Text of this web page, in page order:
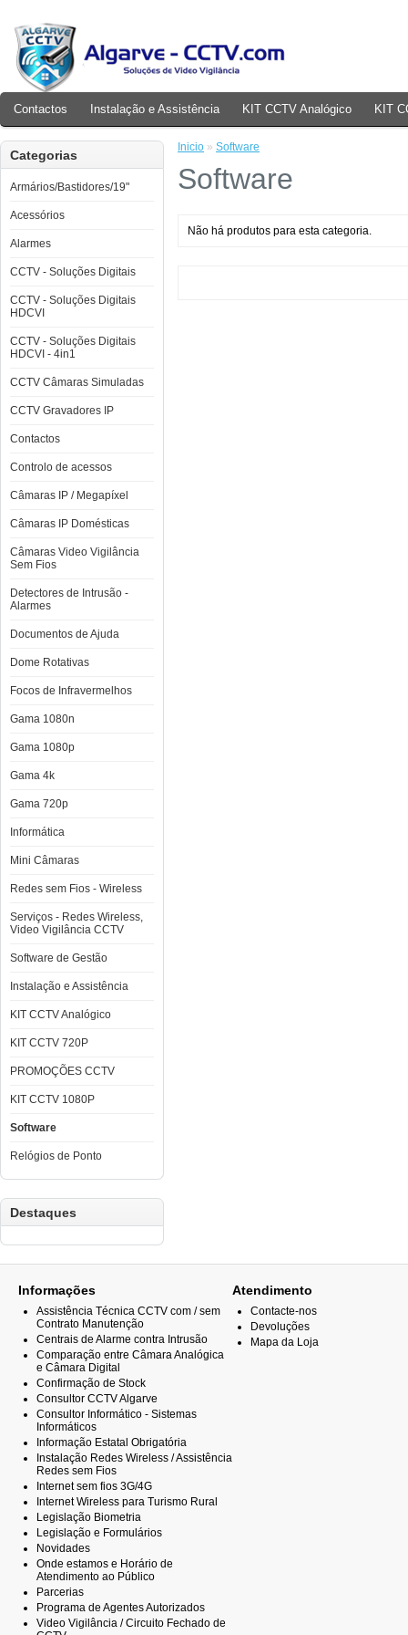
Contactos Instalação e Assistência KIT CCTV Analógico KIT
Categorias
Armários/Bastidores/19"
Acessórios
Alarmes
CCTV - Soluções Digitais
CCTV - Soluções Digitais
HDCVI
CCTV - Soluções Digitais
HDCVI - 4in1
CCTV Câmaras Simuladas
CCTV Gravadores IP
Contactos
Controlo de acessos
Câmaras IP / Megapíxel
Câmaras IP Domésticas
Câmaras Video Vigilância
Sem Fios
Detectores de Intrusão -
Alarmes
Documentos de Ajuda
Dome Rotativas
Focos de Infravermelhos
Gama 1080n
Gama 1080p
Gama 4k
Gama 720p
Informática
Mini Câmaras
Redes sem Fios - Wireless
Serviços - Redes Wireless,
Video Vigilância CCTV
Software de Gestão
Instalação e Assistência
KIT CCTV Analógico
KIT CCTV 720P
PROMOÇÕES CCTV
KIT CCTV 1080P
Software
Relógios de Ponto
Destaques
Inicio » Software
Software
Não há produtos para esta categoria.
Informações
Assistência Técnica CCTV com / sem
Contrato Manutenção
Centrais de Alarme contra Intrusão
Comparação entre Câmara Analógica
e Câmara Digital
Confirmação de Stock
Consultor CCTV Algarve
Consultor Informático - Sistemas
Informáticos
Informação Estatal Obrigatória
Instalação Redes Wireless / Assistência
Redes sem Fios
Internet sem fios 3G/4G
Internet Wireless para Turismo Rural
Legislação Biometria
Legislação e Formulários
Novidades
Onde estamos e Horário de
Atendimento ao Público
Parcerias
Programa de Agentes Autorizados
Video Vigilância / Circuito Fechado de
Atendimento
Contacte-nos
Devoluções
Mapa da Loja